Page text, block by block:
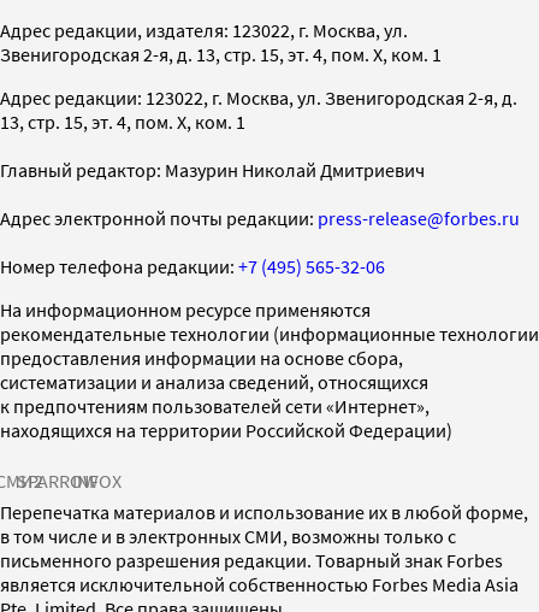
Адрес редакции, издателя: 123022, г. Москва, ул.
Звенигородская 2-я, д. 13, стр. 15, эт. 4, пом. X, ком. 1
Адрес редакции: 123022, г. Москва, ул. Звенигородская 2-я, д.
13, стр. 15, эт. 4, пом. X, ком. 1
Главный редактор: Мазурин Николай Дмитриевич
Адрес электронной почты редакции: press-release@forbes.ru
Номер телефона редакции: +7 (495) 565-32-06
На информационном ресурсе применяются
рекомендательные технологии (информационные технологии
предоставления информации на основе сбора,
систематизации и анализа сведений, относящихся
к предпочтениям пользователей сети «Интернет»,
находящихся на территории Российской Федерации)
SPARROWINFOX
Перепечатка материалов и использование их в любой форме,
в том числе и в электронных СМИ, возможны только с
письменного разрешения редакции. Товарный знак Forbes
является исключительной собственностью Forbes Media Asia